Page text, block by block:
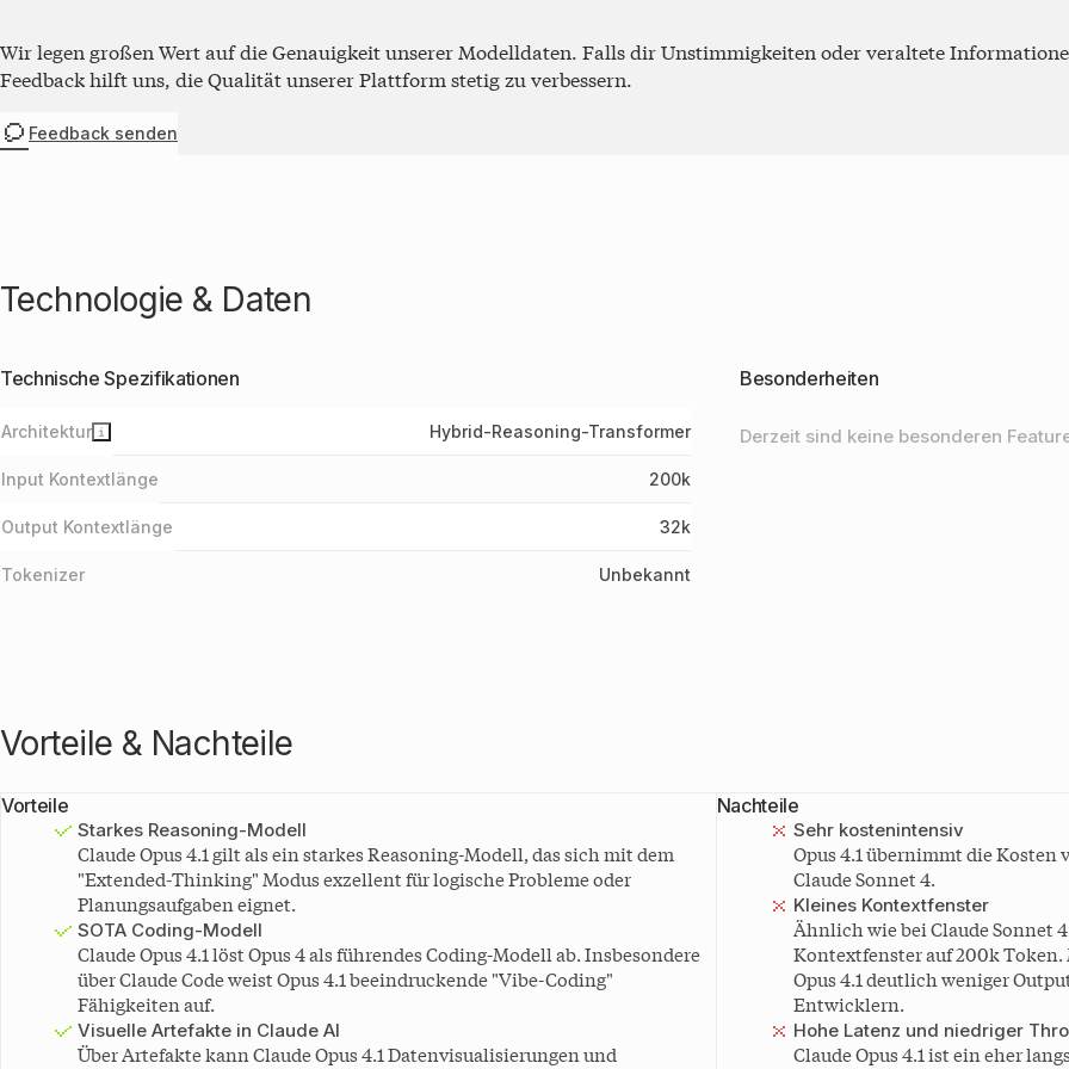
Pro
100 %
GPT-5.4
98,33 %
Kimi K2.5
(Thinking)
96,1 %
Gemini 3
Pro
95 %
GPT-5.1 94 %
GLM-4.6
DeepSeek-
93,1 %
GPT-5.4
Nemotron 3
MiniMax
M2.1
83 %
Haiku 4.5
MiniMax-
78 %
Claude
Opus 4.1
78 %
Kimi K2
(0905)
49,5 %
Wir legen großen Wert auf die Genauigkeit unserer Modelldaten. Falls dir Unstimmigkeiten oder veraltete
Feedback hilft uns, die Qualität unserer Plattform stetig zu verbessern.
Feedback senden
Technologie & Daten
Technische Spezifikationen
Architektur Hybrid-Reasoning-Transformer
Input Kontextlänge 200k
Output Kontextlänge 32k
Tokenizer Unbekannt
Besonderheiten
Derzeit sind keine besonderen
Vorteile & Nachteile
Vorteile
Starkes Reasoning-Modell
Claude Opus 4.1 gilt als ein starkes Reasoning-Modell, das sich mit dem
"Extended-Thinking" Modus exzellent für logische Probleme oder
Planungsaufgaben eignet.
SOTA Coding-Modell
Claude Opus 4.1 löst Opus 4 als führendes Coding-Modell ab. Insbesondere
über Claude Code weist Opus 4.1 beeindruckende "Vibe-Coding"
Fähigkeiten auf.
Visuelle Artefakte in Claude AI
Über Artefakte kann Claude Opus 4.1 Datenvisualisierungen und
Nachteile
Sehr kostenintensiv
Opus 4.1 übernimmt die Kosten
Claude Sonnet 4.
Kleines Kontextfenster
Ähnlich wie bei Claude Sonnet
Kontextfenster auf 200k
Opus 4.1 deutlich weniger
Entwicklern.
Hohe Latenz und niedriger
Claude Opus 4.1 ist ein eher